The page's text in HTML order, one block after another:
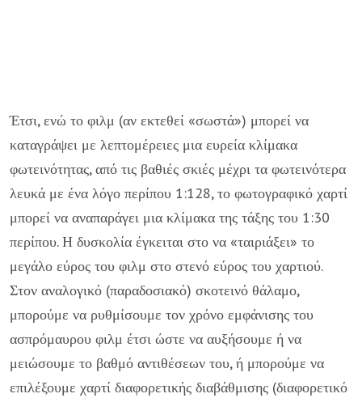
Έτσι, ενώ το φιλμ (αν εκτεθεί «σωστά») μπορεί να
καταγράψει με λεπτομέρειες μια ευρεία κλίμακα
φωτεινότητας, από τις βαθιές σκιές μέχρι τα φωτεινότερα
λευκά με ένα λόγο περίπου 1:128, το φωτογραφικό χαρτί
μπορεί να αναπαράγει μια κλίμακα της τάξης του 1:30
περίπου. Η δυσκολία έγκειται στο να «ταιριάξει» το
μεγάλο εύρος του φιλμ στο στενό εύρος του χαρτιού.
Στον αναλογικό (παραδοσιακό) σκοτεινό θάλαμο,
μπορούμε να ρυθμίσουμε τον χρόνο εμφάνισης του
ασπρόμαυρου φιλμ έτσι ώστε να αυξήσουμε ή να
μειώσουμε το βαθμό αντιθέσεων του, ή μπορούμε να
επιλέξουμε χαρτί διαφορετικής διαβάθμισης (διαφορετικό